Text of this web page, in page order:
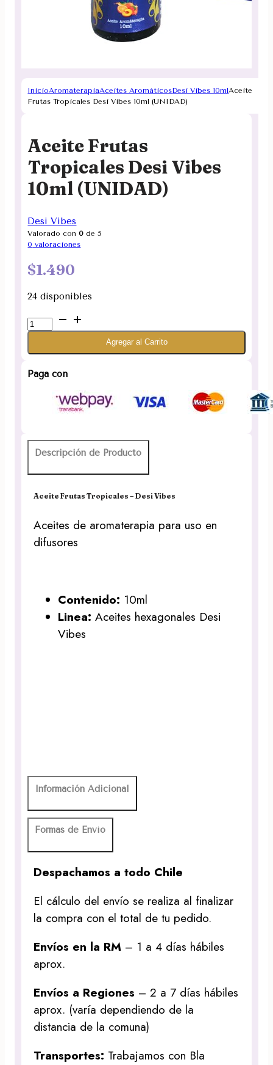
InicioAromaterapiaAceites AromáticosDesi Vibes 10mlAceite
Frutas Tropicales Desi Vibes 10ml (UNIDAD)
Aceite Frutas
Tropicales Desi Vibes
10ml (UNIDAD)
Desi Vibes
Valorado con0 de 5
0 valoraciones
$1.490
24 disponibles
Aceite
Frutas
Vibes
(UNIDAD)
cantidad
Agregar al Carrito
Paga con
Descripción de Producto
Aceite Frutas Tropicales – Desi Vibes
Aceites de aromaterapia para uso en
difusores
Contenido: 10ml
Linea:Aceites hexagonales Desi
Vibes
Información Adicional
Formas de Envío
Despachamos a todo Chile
El cálculo del envío se realiza al finalizar
la compra con el total de tu pedido.
Envíos en la RM – 1 a 4 días hábiles
aprox.
Envíos a Regiones – 2 a 7 días hábiles
aprox. (varía dependiendo de la
distancia de la comuna)
Transportes: Trabajamos con Bla